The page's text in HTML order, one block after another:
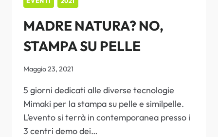
MADRE NATURA? NO,
STAMPA SU PELLE
Maggio 23, 2021
5 giorni dedicati alle diverse tecnologie
Mimaki per la stampa su pelle e similpelle.
L’evento si terrà in contemporanea presso i
3 centri demo dei…